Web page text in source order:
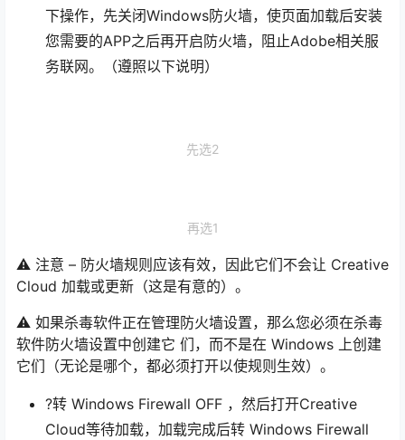
下操作，先关闭Windows防火墙，使页面加载后安装
您需要的APP之后再开启防火墙，阻止Adobe相关服
务联网。（遵照以下说明）
先选2
再选1
⚠️ 注意 – 防火墙规则应该有效，因此它们不会让 Creative
Cloud 加载或更新（这是有意的）。
⚠️ 如果杀毒软件正在管理防火墙设置，那么您必须在杀毒
软件防火墙设置中创建它 们，而不是在 Windows 上创建
它们（无论是哪个，都必须打开以使规则生效）。
?转 Windows Firewall OFF ，然后打开Creative
Cloud等待加载，加载完成后转 Windows Firewall